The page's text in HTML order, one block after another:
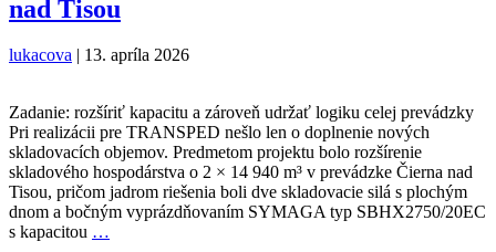
nad Tisou
lukacova 13. apríla 2026
Zadanie: rozšíriť kapacitu a zároveň udržať logiku celej prevádzky
Pri realizácii pre TRANSPED nešlo len o doplnenie nových
skladovacích objemov. Predmetom projektu bolo rozšírenie
skladového hospodárstva o 2 × 14 940 m³ v prevádzke Čierna nad
Tisou, pričom jadrom riešenia boli dve skladovacie silá s plochým
dnom a bočným vyprázdňovaním SYMAGA typ SBHX2750/20EC
s kapacitou …